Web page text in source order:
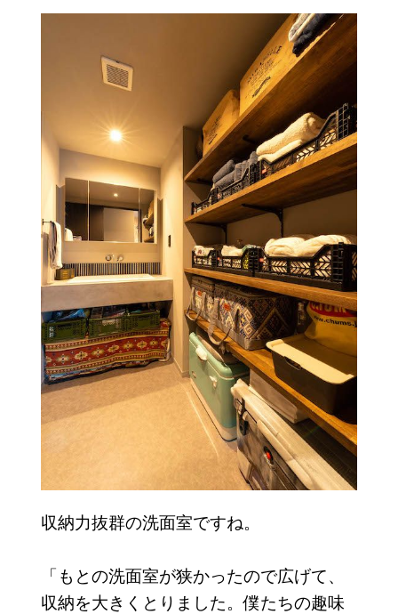
収納力抜群の洗面室ですね。
「もとの洗面室が狭かったので広げて、
収納を大きくとりました。僕たちの趣味